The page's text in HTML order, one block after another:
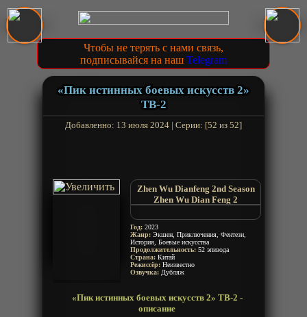
Чтобы не терять с нами связь,
подписывайся на наш Telegram
«Пик истинных боевых искусств 2»
ТВ-2
Добавленно: 13 июля 2024 | Серии: [52 из 52]
Zhen Wu Dianfeng 2nd Season
Zhen Wu Dian Feng 2
2nd Season
Вершина истинных боевых
искусств 2
Год: 2023
Жанр: Экшен, Приключения, Фентези,
История, Боевые искусства
Продолжительность: 52 эпизода
Страна: Китай
Режиссёр: Неизвестно
Озвучка: Дубляж
«Пик истинных боевых искусств 2» ТВ-2 -
описание